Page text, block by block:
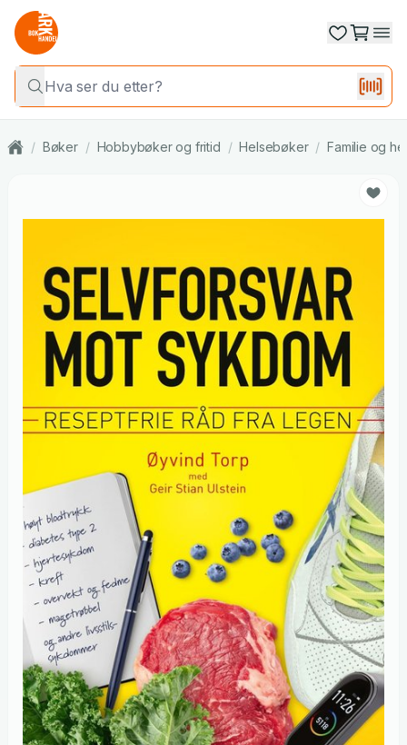
/ Bøker / Hobbybøker og fritid / Helsebøker / Familie og